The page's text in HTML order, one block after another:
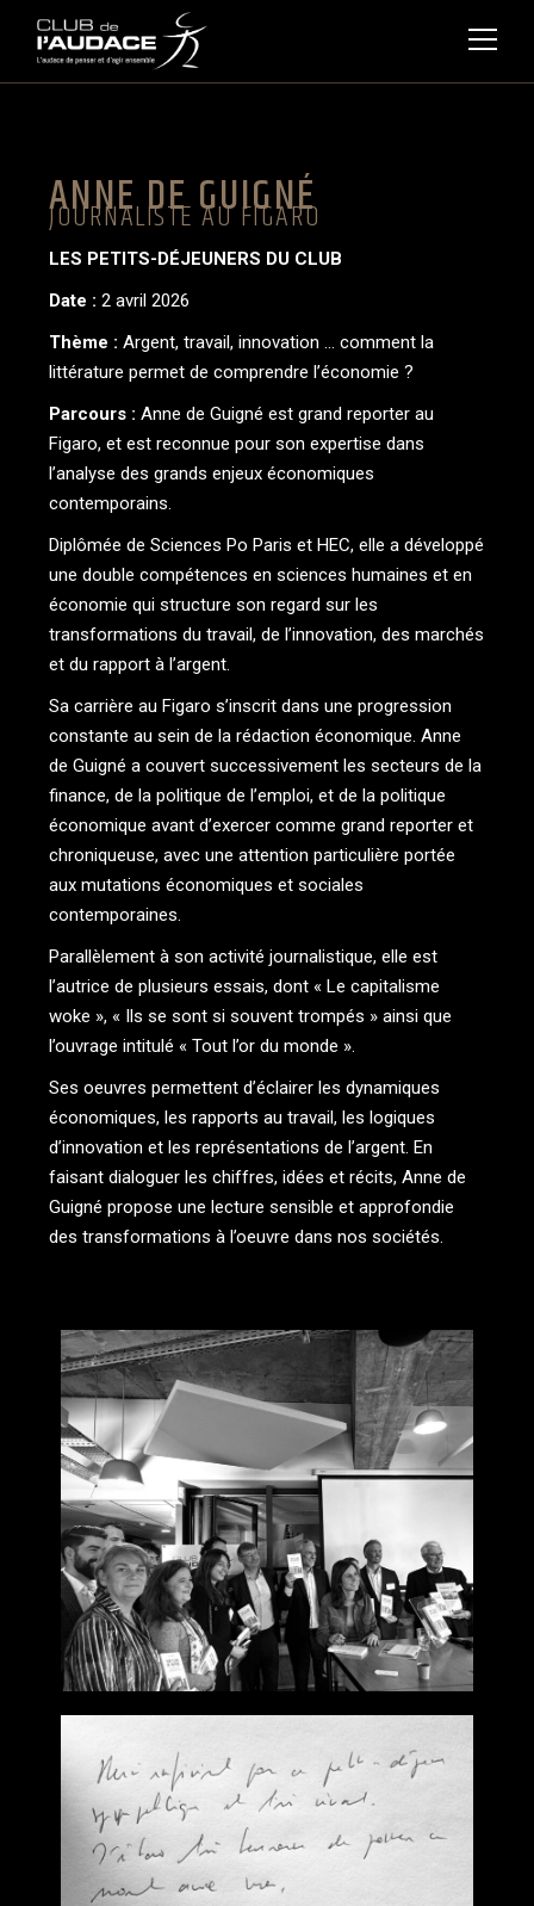
ANNE DE GUIGNÉ
JOURNALISTE AU FIGARO
LES PETITS-DÉJEUNERS DU CLUB
Date : 2 avril 2026
Thème :Argent, travail, innovation … comment la
littérature permet de comprendre l’économie ?
Parcours :Anne de Guigné est grand reporter au
Figaro, et est reconnue pour son expertise dans
l’analyse des grands enjeux économiques
contemporains.
Diplômée de Sciences Po Paris et HEC, elle a développé
une double compétences en sciences humaines et en
économie qui structure son regard sur les
transformations du travail, de l’innovation, des marchés
et du rapport à l’argent.
Sa carrière au Figaro s’inscrit dans une progression
constante au sein de la rédaction économique. Anne
de Guigné a couvert successivement les secteurs de la
finance, de la politique de l’emploi, et de la politique
économique avant d’exercer comme grand reporter et
chroniqueuse, avec une attention particulière portée
aux mutations économiques et sociales
contemporaines.
Parallèlement à son activité journalistique, elle est
l’autrice de plusieurs essais, dont « Le capitalisme
woke », « Ils se sont si souvent trompés » ainsi que
l’ouvrage intitulé « Tout l’or du monde ».
Ses oeuvres permettent d’éclairer les dynamiques
économiques, les rapports au travail, les logiques
d’innovation et les représentations de l’argent. En
faisant dialoguer les chiffres, idées et récits, Anne de
Guigné propose une lecture sensible et approfondie
des transformations à l’oeuvre dans nos sociétés.